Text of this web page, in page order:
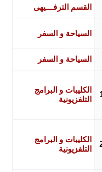
القسم الترفـــيهى
السياحة و السفر
السياحة و السفر
الكليبات و البرامج
التلفزيونية
الكليبات و البرامج
التلفزيونية